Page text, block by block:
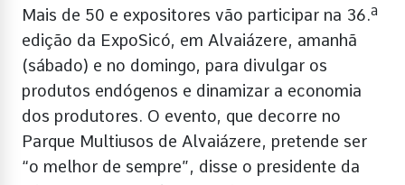
Mais de 50 e expositores vão participar na 36.ª
edição da ExpoSicó, em Alvaiázere, amanhã
(sábado) e no domingo, para divulgar os
produtos endógenos e dinamizar a economia
dos produtores. O evento, que decorre no
Parque Multiusos de Alvaiázere, pretende ser
“o melhor de sempre”, disse o presidente da